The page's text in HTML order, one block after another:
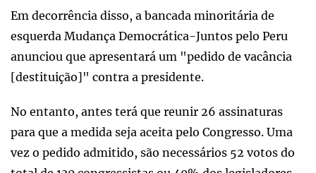
Em decorrência disso, a bancada minoritária de
esquerda Mudança Democrática-Juntos pelo Peru
anunciou que apresentará um "pedido de vacância
[destituição]" contra a presidente.
No entanto, antes terá que reunir 26 assinaturas
para que a medida seja aceita pelo Congresso. Uma
vez o pedido admitido, são necessários 52 votos do